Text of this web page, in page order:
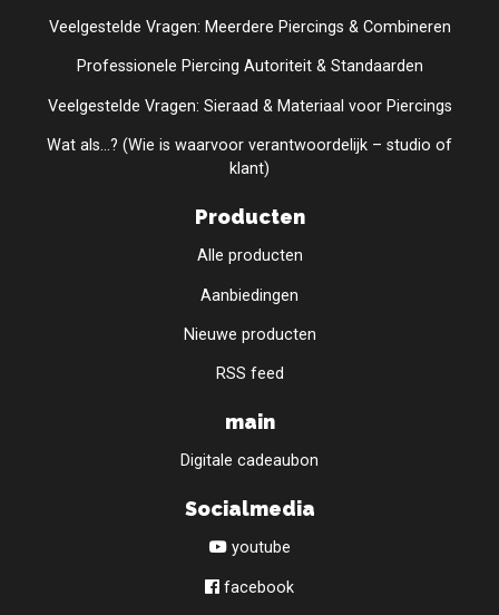
Veelgestelde Vragen: Meerdere Piercings & Combineren
Professionele Piercing Autoriteit & Standaarden
Veelgestelde Vragen: Sieraad & Materiaal voor Piercings
Wat als...? (Wie is waarvoor verantwoordelijk – studio of
klant)
Producten
Alle producten
Aanbiedingen
Nieuwe producten
RSS feed
main
Digitale cadeaubon
Socialmedia
youtube
facebook